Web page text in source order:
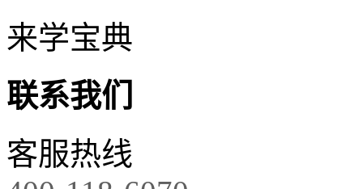
来学宝典
联系我们
客服热线